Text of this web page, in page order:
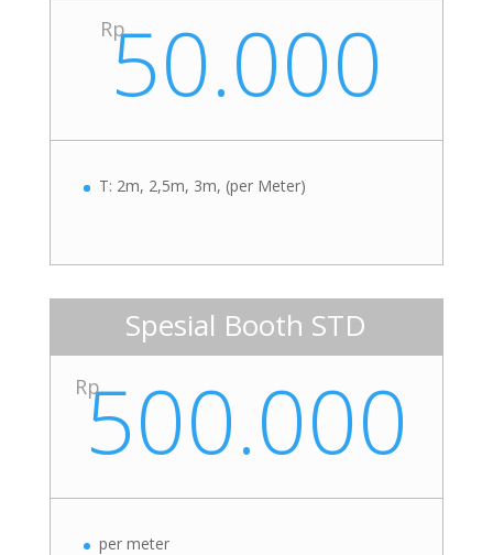
Rp
50.000
T: 2m, 2,5m, 3m, (per Meter)
Spesial Booth STD
Rp
500.000
per meter